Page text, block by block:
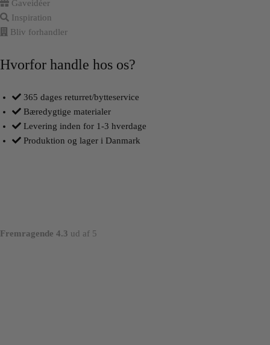
Gaveidéer
Inspiration
Bliv forhandler
Hvorfor handle hos os?
365 dages returret/bytteservice
Bæredygtige materialer
Levering inden for 1-3 hverdage
Produktion og lager i Danmark
Fremragende 4.3 ud af 5